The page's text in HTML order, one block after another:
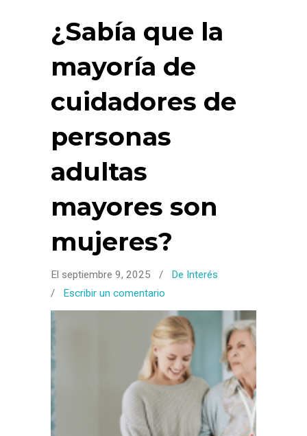
¿Sabía que la
mayoría de
cuidadores de
personas
adultas
mayores son
mujeres?
El septiembre 9, 2025 /
De Interés
/ Escribir un comentario